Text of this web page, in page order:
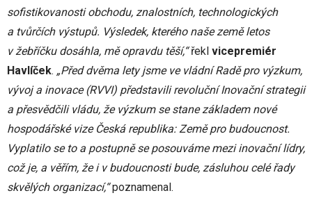
sofistikovanosti obchodu, znalostních, technologických
a tvůrčích výstupů. Výsledek, kterého naše země letos
v žebříčku dosáhla, mě opravdu těší,“řekl vicepremiér
Havlíček. „Před dvěma lety jsme ve vládní Radě pro výzkum,
vývoj a inovace (RVVI) představili revoluční Inovační strategii
a přesvědčili vládu, že výzkum se stane základem nové
hospodářské vize Česká republika: Země pro budoucnost.
Vyplatilo se to a postupně se posouváme mezi inovační lídry,
což je, a věřím, že i v budoucnosti bude, zásluhou celé řady
skvělých organizací,“poznamenal.